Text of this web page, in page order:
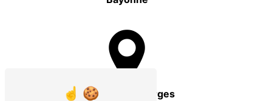
Pontenx-les-Forges